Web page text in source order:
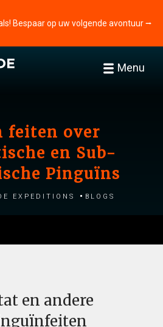
Bespaar op uw volgende avontuur ⭢
Menu
feiten over
en Sub-
Pinguïns
Expeditions Blogs
en andere